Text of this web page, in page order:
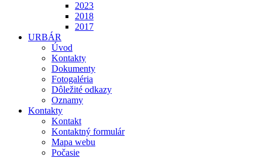
2023
2018
2017
URBÁR
Úvod
Kontakty
Dokumenty
Fotogaléria
Dôležité odkazy
Oznamy
Kontakty
Kontakt
Kontaktný formulár
Mapa webu
Počasie